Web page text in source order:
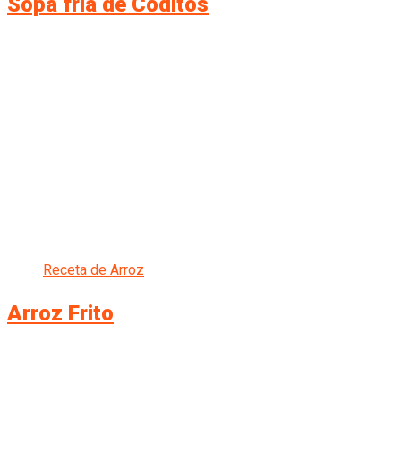
Receta de Arroz
Arroz Frito